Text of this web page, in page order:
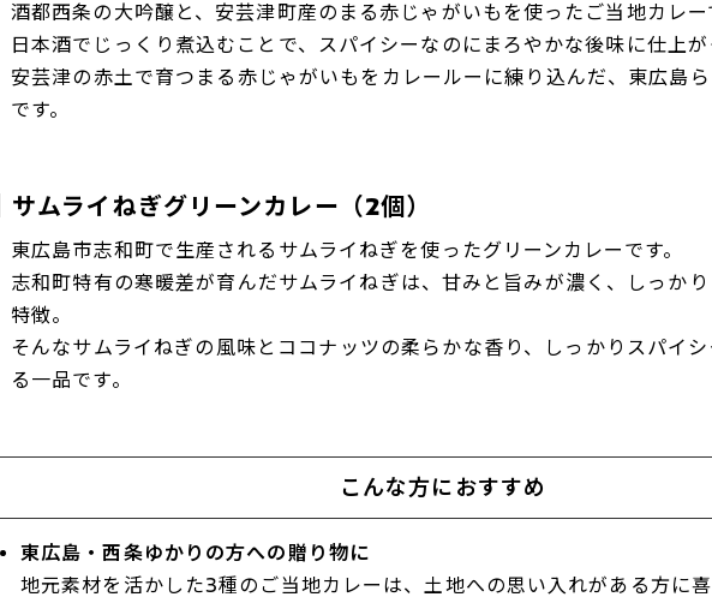
酒都西条の大吟醸と、安芸津町産のまる赤じゃがいもを使ったご当地カレー
日本酒でじっくり煮込むことで、スパイシーなのにまろやかな後味に仕上
安芸津の赤土で育つまる赤じゃがいもをカレールーに練り込んだ、東広島
です。
｜サムライねぎグリーンカレー（2個）
東広島市志和町で生産されるサムライねぎを使ったグリーンカレーです。
志和町特有の寒暖差が育んだサムライねぎは、甘みと旨みが濃く、しっか
特徴。
そんなサムライねぎの風味とココナッツの柔らかな香り、しっかりスパイ
る一品です。
こんな方におすすめ
東広島・西条ゆかりの方への贈り物に
地元素材を活かした3種のご当地カレーは、土地への思い入れがある方に